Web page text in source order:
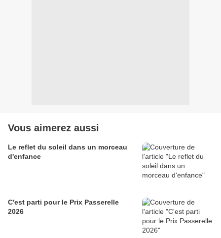
Vous aimerez aussi
Le reflet du soleil dans un morceau
d'enfance
C'est parti pour le Prix Passerelle
2026